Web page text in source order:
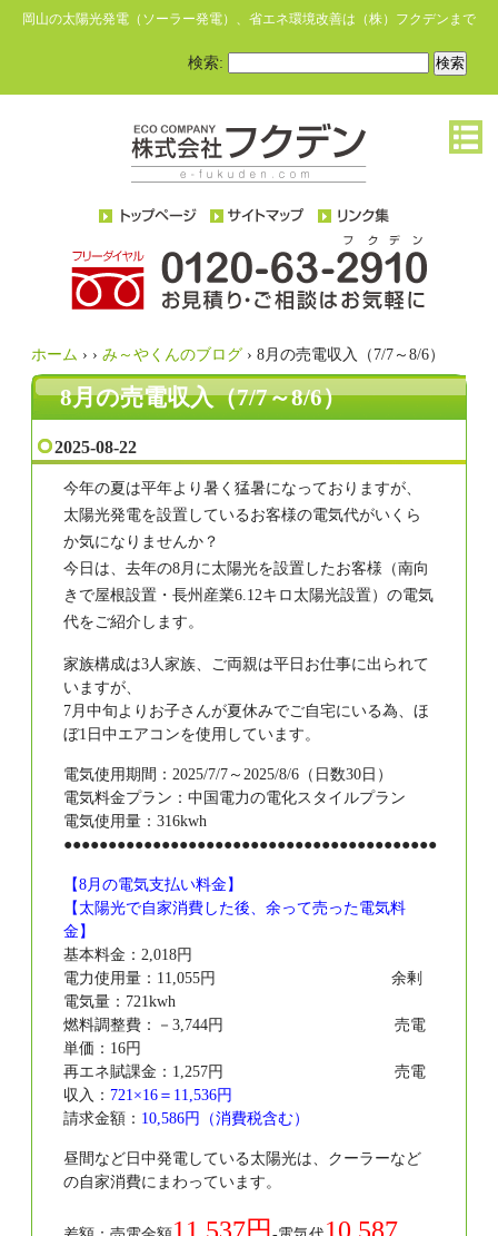
岡山の太陽光発電（ソーラー発電）、省エネ環境改善は（株）フクデンまで
検索:
ホーム › › み～やくんのブログ › 8月の売電収入（7/7～8/6）
8月の売電収入（7/7～8/6）
2025-08-22
今年の夏は平年より暑く猛暑になっておりますが、
太陽光発電を設置しているお客様の電気代がいくら
か気になりませんか？
今日は、去年の8月に太陽光を設置したお客様（南向
きで屋根設置・長州産業6.12キロ太陽光設置）の電気
代をご紹介します。
家族構成は3人家族、ご両親は平日お仕事に出られて
いますが、
7月中旬よりお子さんが夏休みでご自宅にいる為、ほ
ぼ1日中エアコンを使用しています。
電気使用期間：2025/7/7～2025/8/6（日数30日）
電気料金プラン：中国電力の電化スタイルプラン
電気使用量：316kwh
●●●●●●●●●●●●●●●●●●●●●●●●●●●●●●●●●●●●●●●●●●
【8月の電気支払い料金】
【太陽光で自家消費した後、余って売った電気料
金】
基本料金：2,018円
電力使用量：11,055円 余剰
電気量：721kwh
燃料調整費：－3,744円 売電
単価：16円
再エネ賦課金：1,257円 売電
収入： 721×16＝11,536円
請求金額： 10,586円（消費税含む）
昼間など日中発電している太陽光は、クーラーなど
の自家消費にまわっています。